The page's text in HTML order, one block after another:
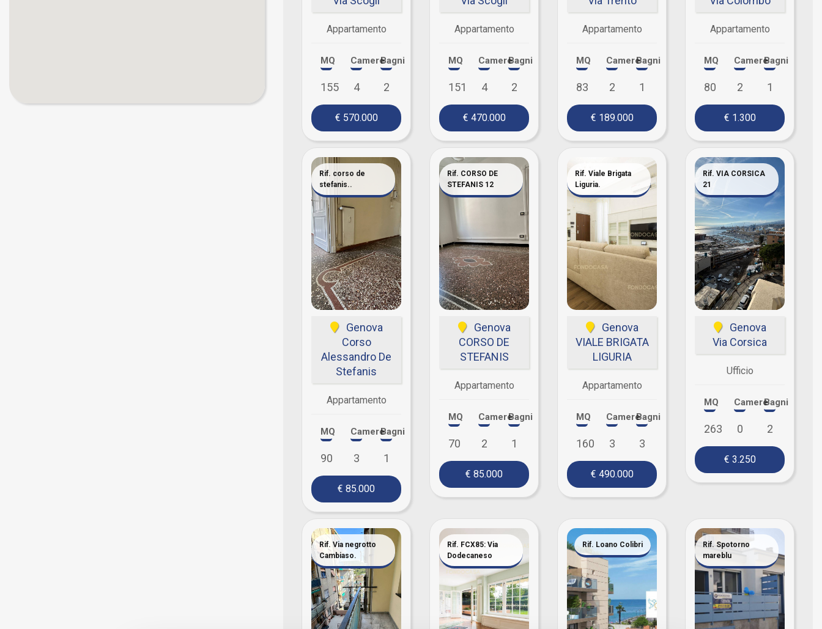
Appartamento
MQ
155
Camere
4
Bagni
2
€ 570.000
Appartamento
MQ
151
Camere
4
Bagni
2
€ 470.000
Appartamento
MQ
83
Camere
2
Bagni
1
€ 189.000
Appartamento
MQ
80
Camere
2
Bagni
1
€ 1.300
Rif. corso de
stefanis..
Genova
Corso
Alessandro De
Stefanis
Appartamento
MQ
90
Camere
3
Bagni
1
€ 85.000
Rif. CORSO DE
STEFANIS 12
Genova
CORSO DE
STEFANIS
Appartamento
MQ
70
Camere
2
Bagni
1
€ 85.000
Rif. Viale Brigata
Liguria.
Genova
VIALE BRIGATA
LIGURIA
Appartamento
MQ
160
Camere
3
Bagni
3
€ 490.000
Rif. VIA CORSICA
21
Genova
Via Corsica
Ufficio
MQ
263
Camere
0
Bagni
2
€ 3.250
Rif. Via negrotto
Cambiaso.
Rif. FCX85: Via
Dodecaneso
Rif. Loano Colibri
Rif. Spotorno
mareblu